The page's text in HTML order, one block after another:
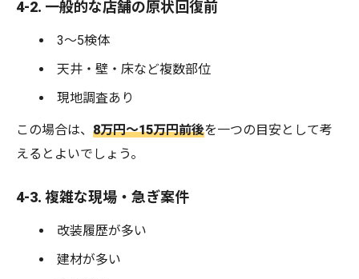
4-2. 一般的な店舗の原状回復前
3～5検体
天井・壁・床など複数部位
現地調査あり
この場合は、 8万円～15万円前後を一つの目安として考
えるとよいでしょう。
4-3. 複雑な現場・急ぎ案件
改装履歴が多い
建材が多い